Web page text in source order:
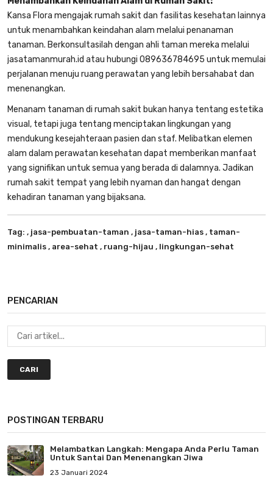
Kansa Flora mengajak rumah sakit dan fasilitas kesehatan lainnya
untuk menambahkan keindahan alam melalui penanaman
tanaman. Berkonsultasilah dengan ahli taman mereka melalui
jasatamanmurah.id atau hubungi 089636784695 untuk memulai
perjalanan menuju ruang perawatan yang lebih bersahabat dan
menenangkan.
Menanam tanaman di rumah sakit bukan hanya tentang estetika
visual, tetapi juga tentang menciptakan lingkungan yang
mendukung kesejahteraan pasien dan staf. Melibatkan elemen
alam dalam perawatan kesehatan dapat memberikan manfaat
yang signifikan untuk semua yang berada di dalamnya. Jadikan
rumah sakit tempat yang lebih nyaman dan hangat dengan
kehadiran tanaman yang bijaksana.
Tag: , jasa-pembuatan-taman , jasa-taman-hias , taman-
minimalis , area-sehat , ruang-hijau , lingkungan-sehat
PENCARIAN
CARI
POSTINGAN TERBARU
Melambatkan Langkah: Mengapa Anda Perlu Taman
Untuk Santai Dan Menenangkan Jiwa
23 Januari 2024